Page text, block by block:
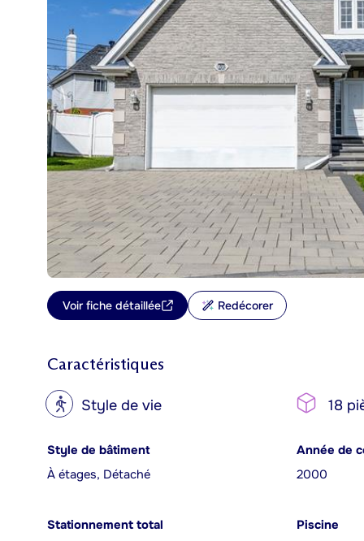
Voir fiche détaillée Redécorer
Caractéristiques
? Style de vie 18
Style de bâtiment
À étages, Détaché
Année de
2000
Stationnement total
Piscine